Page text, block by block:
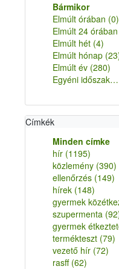
Bármikor
Elmúlt órában (0)
Elmúlt 24 órában
Elmúlt hét (4)
Elmúlt hónap
Elmúlt év (280)
Egyéni időszak…
Címkék
Minden címke
hír (1195)
közlemény (390)
ellenőrzés (149)
hírek (148)
gyermek
szupermenta
gyermek
termékteszt (79)
vezető hír (72)
rasff (62)